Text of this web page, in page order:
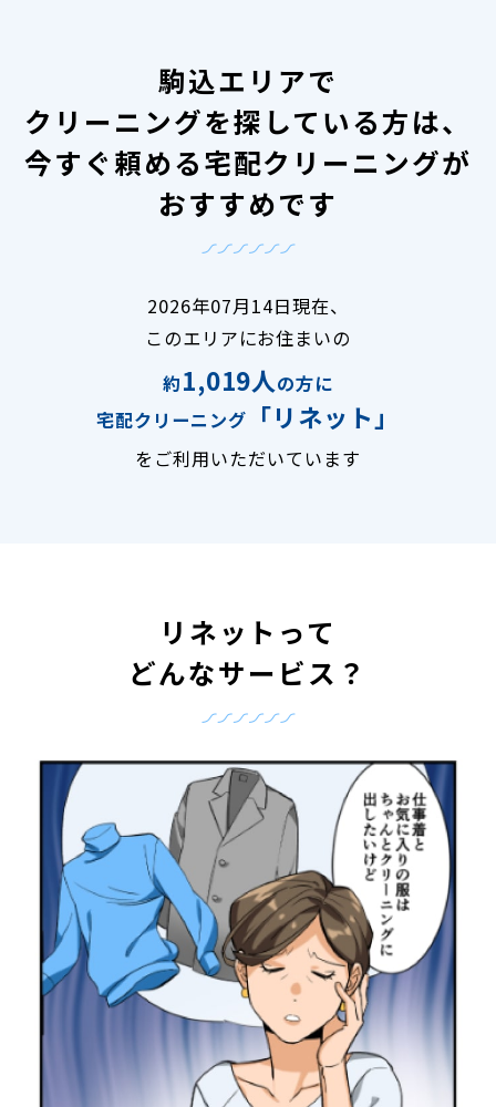
駒込エリアで
クリーニングを探している方は、
今すぐ頼める宅配クリーニングが
おすすめです
2026年07月14日現在、
このエリアにお住まいの
約1,019人の方に
宅配クリーニング
「リネット」
をご利用いただいています
リネットって
どんなサービス？